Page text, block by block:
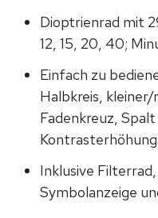
Dioptrienrad mit
12, 15, 20, 40;
Einfach zu
Halbkreis,
Fadenkreuz,
Inklusive
Symbolanzeige